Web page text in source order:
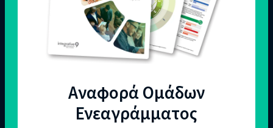
Αναφορά Ομάδων
Ενεαγράμματος